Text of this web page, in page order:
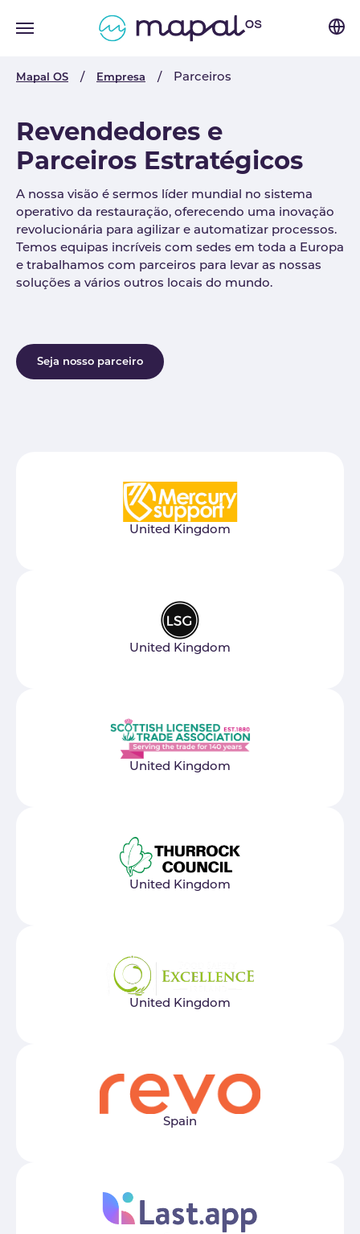
You are here:
Mapal OS Empresa Parceiros
Revendedores e
Parceiros Estratégicos
A nossa visão é sermos líder mundial no sistema
operativo da restauração, oferecendo uma inovação
revolucionária para agilizar e automatizar processos.
Temos equipas incríveis com sedes em toda a Europa
e trabalhamos com parceiros para levar as nossas
soluções a vários outros locais do mundo.
Seja nosso parceiro
United Kingdom
United Kingdom
United Kingdom
United Kingdom
United Kingdom
Spain